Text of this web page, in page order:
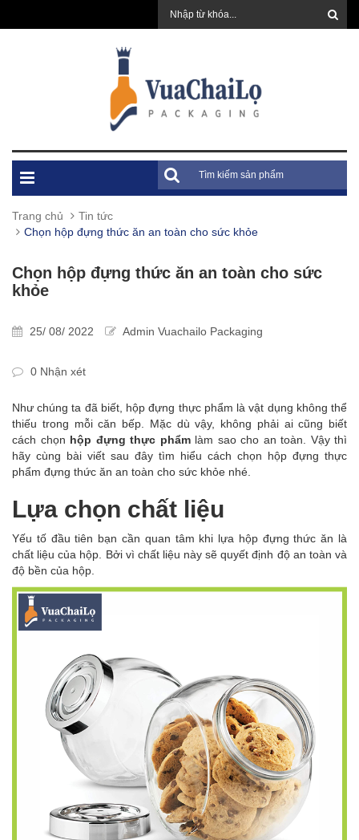
Trang chủ
Tin tức
Chọn hộp đựng thức ăn an toàn cho sức khỏe
Chọn hộp đựng thức ăn an toàn cho sức
khỏe
25/ 08/ 2022 Admin Vuachailo Packaging
0 Nhận xét
Như chúng ta đã biết, hộp đựng thực phẩm là vật dụng không thể
thiếu trong mỗi căn bếp. Mặc dù vậy, không phải ai cũng biết
cách chọn hộp đựng thực phẩmlàm sao cho an toàn. Vậy thì
hãy cùng bài viết sau đây tìm hiểu cách chọn hộp đựng thực
phẩm đựng thức ăn an toàn cho sức khỏe nhé.
Lựa chọn chất liệu
Yếu tố đầu tiên bạn cần quan tâm khi lựa hộp đựng thức ăn là
chất liệu của hộp. Bởi vì chất liệu này sẽ quyết định độ an toàn và
độ bền của hộp.